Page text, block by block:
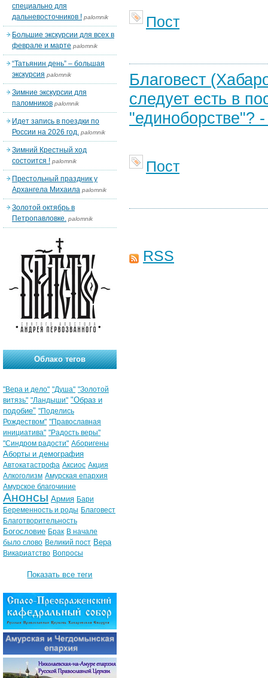
Пост
Благовест
следует есть в
"единоборстве"?
Пост
RSS
специально для
дальневосточников ! palomnik
Большие экскурсии для всех в
феврале и марте palomnik
“Татьянин день” – большая
экскурсия palomnik
Зимние экскурсии для
паломников palomnik
Идет запись в поездки по
России на 2026 год. palomnik
Зимний Крестный ход
состоится ! palomnik
Престольный праздник у
Архангела Михаила palomnik
Золотой октябрь в
Петропавловке. palomnik
Облако тегов
"Вера и дело" "Душа" "Золотой
витязь" "Ландыши" "Образ и
подобие" "Поделись
Рождеством" "Православная
инициатива" "Радость веры"
"Синдром радости" Аборигены
Аборты и демография
Автокатастрофа Аксиос Акция
Алкоголизм Амурская епархия
Амурское благочиние
Анонсы Армия Бари
Беременность и роды Благовест
Благотворительность
Богословие Брак В начале
было слово Великий пост Вера
Викариатство Вопросы
Показать все теги